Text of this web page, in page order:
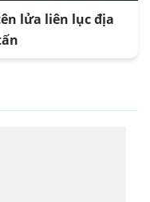
lửa liên lục địa